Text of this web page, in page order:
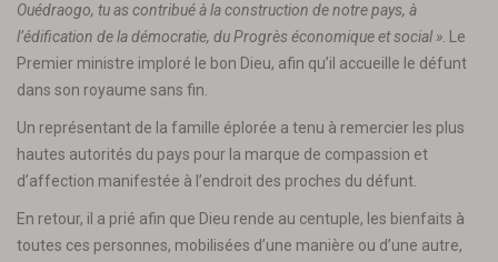
Ouédraogo, tu as contribué à la construction de notre pays, à
l’édification de la démocratie, du Progrès économique et social » . Le
Premier ministre imploré le bon Dieu, afin qu’il accueille le défunt
dans son royaume sans fin.
Un représentant de la famille éplorée a tenu à remercier les plus
hautes autorités du pays pour la marque de compassion et
d’affection manifestée à l’endroit des proches du défunt.
En retour, il a prié afin que Dieu rende au centuple, les bienfaits à
toutes ces personnes, mobilisées d’une manière ou d’une autre,